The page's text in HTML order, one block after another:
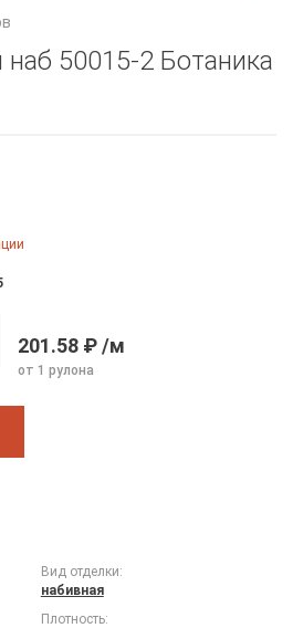
50015-2 Ботаника
201.58 ₽ /м
от 1 рулона
Вид отделки:
набивная
Плотность: